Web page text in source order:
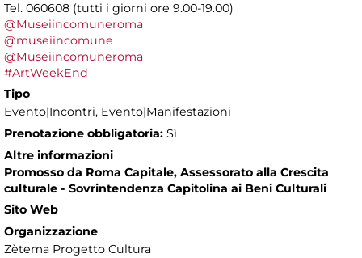
Tel. 060608 (tutti i giorni ore 9.00-19.00)
@Museiincomuneroma
@museiincomune
@Museiincomuneroma
#ArtWeekEnd
Tipo
Evento|Incontri, Evento|Manifestazioni
Prenotazione obbligatoria: Sì
Altre informazioni
Promosso da Roma Capitale, Assessorato alla Crescita
culturale - Sovrintendenza Capitolina ai Beni Culturali
Sito Web
Organizzazione
Zètema Progetto Cultura